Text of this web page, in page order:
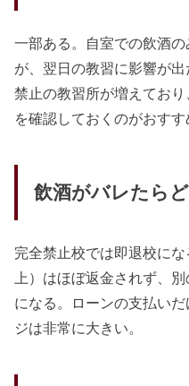
一部ある。自室での飲酒
が、翌日の教習に影響が
禁止の教習所が増えてお
を確認しておくのがおすす
飲酒がバレたら
完全禁止校では即退校に
上）はほぼ返金されず、
になる。ローンの支払い
ジは非常に大きい。